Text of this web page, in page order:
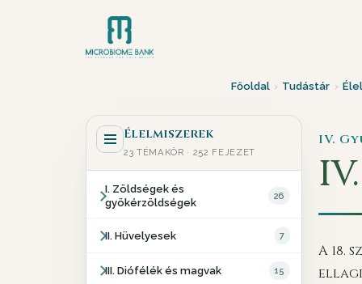
Főoldal › Tudástár ›
Élelmiszerek
23 TÉMAKÖR · 252 FEJEZET
I. Zöldségek és
gyökérzöldségek
26
II. Hüvelyesek 7
III. Diófélék és magvak 15
IV.
A 18.